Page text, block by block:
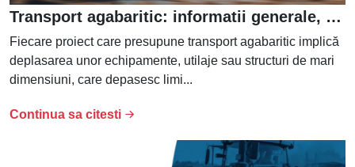
Transport agabaritic: informatii generale, legislatie, transporturi
Fiecare proiect care presupune transport agabaritic implică
deplasarea unor echipamente, utilaje sau structuri de mari
dimensiuni, care depasesc limi...
Continua sa citesti